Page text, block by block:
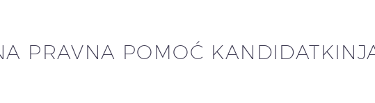
PRAVNA POMOĆ